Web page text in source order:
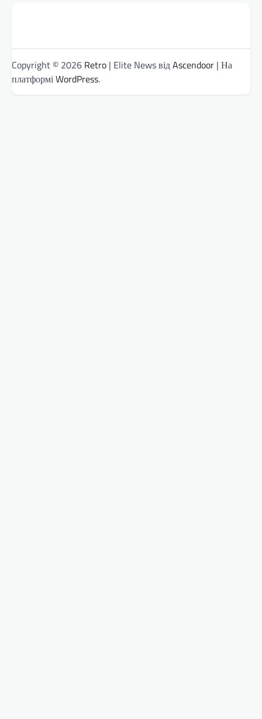
Copyright © 2026 Retro | Elite News відAscendoor | На
платформіWordPress.